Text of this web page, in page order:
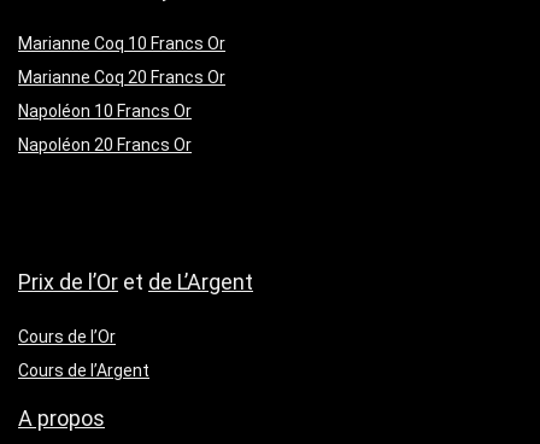
Marianne Coq 10 Francs Or
Marianne Coq 20 Francs Or
Napoléon 10 Francs Or
Napoléon 20 Francs Or
Prix de l’Or et de L’Argent
Cours de l’Or
Cours de l’Argent
A propos